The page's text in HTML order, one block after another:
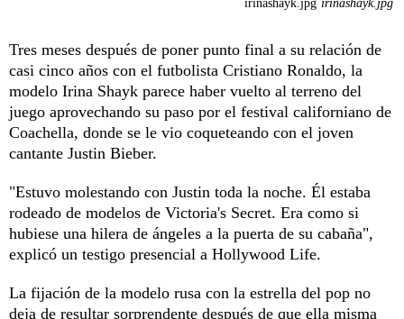
irinashayk.jpg irinashayk.jpg
Tres meses después de poner punto final a su relación de
casi cinco años con el futbolista Cristiano Ronaldo, la
modelo Irina Shayk parece haber vuelto al terreno del
juego aprovechando su paso por el festival californiano de
Coachella, donde se le vio coqueteando con el joven
cantante Justin Bieber.
"Estuvo molestando con Justin toda la noche. Él estaba
rodeado de modelos de Victoria's Secret. Era como si
hubiese una hilera de ángeles a la puerta de su cabaña",
explicó un testigo presencial a Hollywood Life.
La fijación de la modelo rusa con la estrella del pop no
deja de resultar sorprendente después de que ella misma